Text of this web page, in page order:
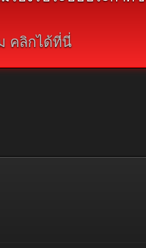
คลิกได้ที่นี่